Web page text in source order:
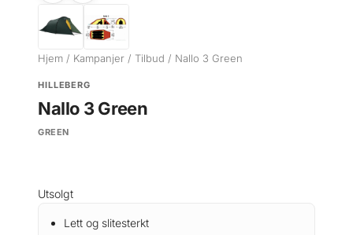
Hjem / Kampanjer / Tilbud / Nallo 3 Green
HILLEBERG
Nallo 3 Green
GREEN
Utsolgt
Lett og slitesterkt